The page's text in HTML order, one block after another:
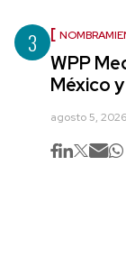
3
WPP
México
agosto 5, 2026